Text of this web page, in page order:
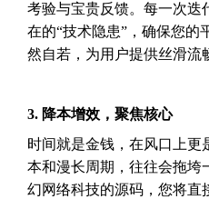
考验与宝贵反馈。每一次迭
在的“技术隐患”，确保您的
然自若，为用户提供丝滑流
3. 降本增效，聚焦核心
时间就是金钱，在风口上更
本和漫长周期，往往会拖垮
幻网络科技的源码，您将直